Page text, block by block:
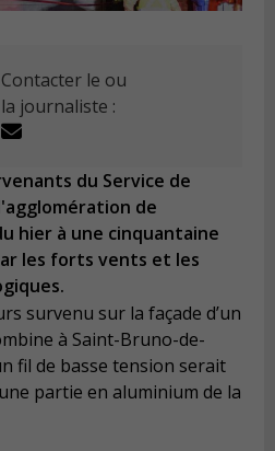
Contacter le ou
la journaliste :
du Service de
de
hier à une cinquantaine
les forts vents et les
survenu sur la façade d’un
à Saint-Bruno-de-
fil de basse tension serait
partie en aluminium de la